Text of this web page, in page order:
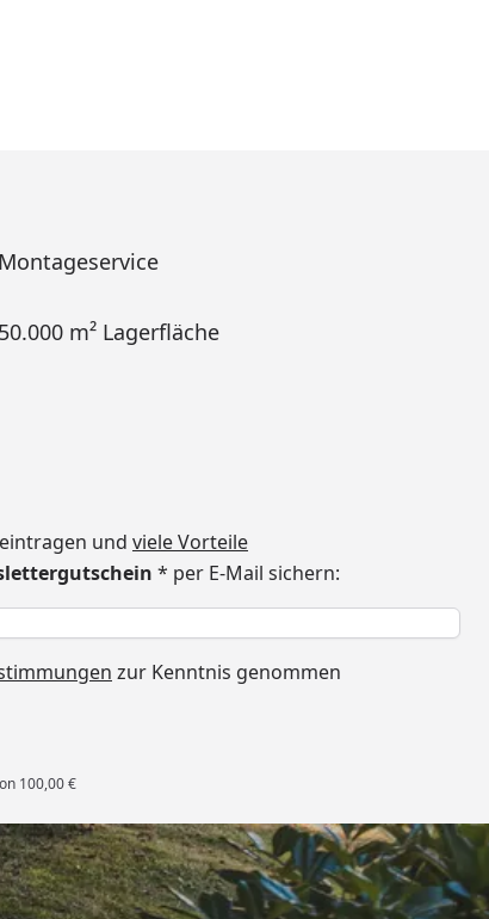
Montageservice
50.000 m² Lagerfläche
und viele Vorteile
* per E-Mail sichern:
zur Kenntnis genommen
100,00 €